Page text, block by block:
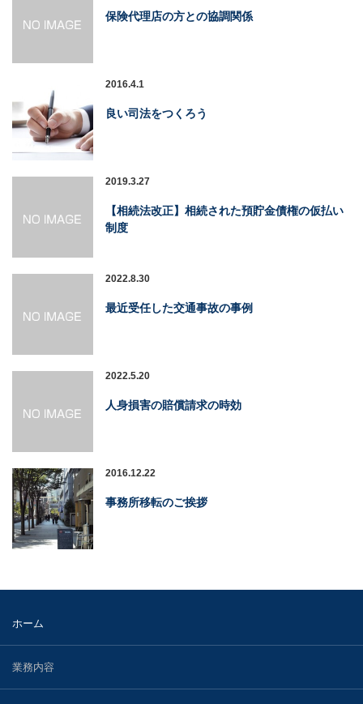
保険代理店の方との協調関係
2016.4.1
良い司法をつくろう
2019.3.27
【相続法改正】相続された預貯金債権の仮払い
制度
2022.8.30
最近受任した交通事故の事例
2022.5.20
人身損害の賠償請求の時効
2016.12.22
事務所移転のご挨拶
ホーム
業務内容